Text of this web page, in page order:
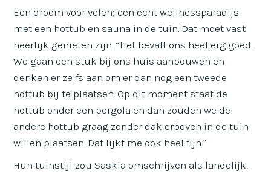
Een droom voor velen; een echt wellnessparadijs
met een hottub en sauna in de tuin. Dat moet vast
heerlijk genieten zijn. “Het bevalt ons heel erg goed.
We gaan een stuk bij ons huis aanbouwen en
denken er zelfs aan om er dan nog een tweede
hottub bij te plaatsen. Op dit moment staat de
hottub onder een pergola en dan zouden we de
andere hottub graag zonder dak erboven in de tuin
willen plaatsen. Dat lijkt me ook heel fijn.”
Hun tuinstijl zou Saskia omschrijven als landelijk.